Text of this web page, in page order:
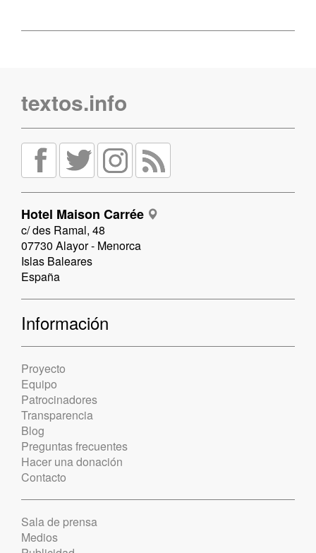
textos.info
Hotel Maison Carrée
c/ des Ramal, 48
07730 Alayor - Menorca
Islas Baleares
España
Información
Proyecto
Equipo
Patrocinadores
Transparencia
Blog
Preguntas frecuentes
Hacer una donación
Contacto
Sala de prensa
Medios